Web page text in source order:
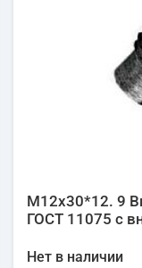
М12х30*12. 9
ГОСТ 11075 с
Нет в наличии